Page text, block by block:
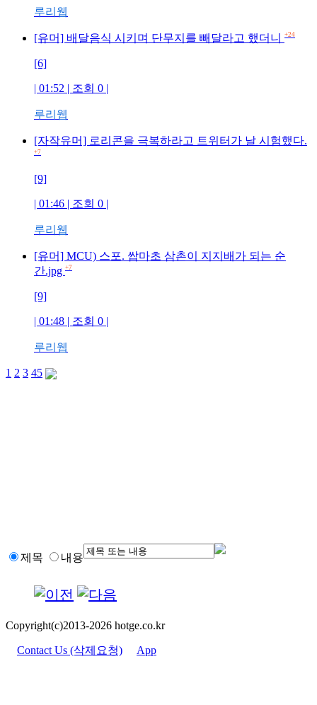
루리웹
[유머] 배달음식 시키며 단무지를 빼달라고 했더니 +24
[6]
| 01:52 | 조회 0 |
루리웹
[자작유머] 로리콘을 극복하라고 트위터가 날 시험했다.
+7
[9]
| 01:46 | 조회 0 |
루리웹
[유머] MCU) 스포. 쌉마초 삼촌이 지지배가 되는 순
간.jpg +7
[9]
| 01:48 | 조회 0 |
루리웹
1 2 3 45
제목 내용
Copyright(c)2013-2026 hotge.co.kr
Contact Us (삭제요청) App